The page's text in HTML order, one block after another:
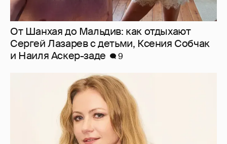
"Заявил себя простым монтировщиком,
дабы не платить алименты". Мария
Миронова упрекнула бывшего мужа, с
которым судится за сына
21